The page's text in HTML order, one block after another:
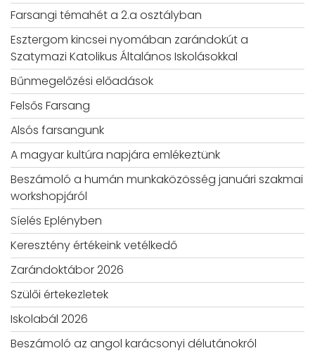
Farsangi témahét a 2.a osztályban
Esztergom kincsei nyomában zarándokút a
Szatymazi Katolikus Általános Iskolásokkal
Bűnmegelőzési előadások
Felsős Farsang
Alsós farsangunk
A magyar kultúra napjára emlékeztünk
Beszámoló a humán munkaközösség januári szakmai
workshopjáról
Síelés Eplényben
Keresztény értékeink vetélkedő
Zarándoktábor 2026
Szülői értekezletek
Iskolabál 2026
Beszámoló az angol karácsonyi délutánokról